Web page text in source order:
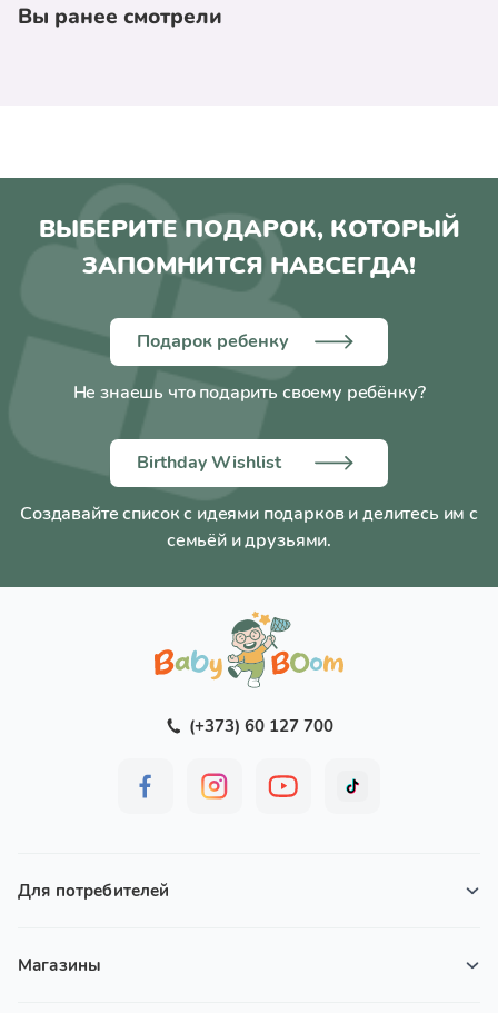
Вы ранее смотрели
ВЫБЕРИТЕ ПОДАРОК, КОТОРЫЙ
ЗАПОМНИТСЯ НАВСЕГДА!
Подарок ребенку
Не знаешь что подарить своему ребёнку?
Birthday Wishlist
Создавайте список с идеями подарков и делитесь им с
семьёй и друзьями.
(+373) 60 127 700
Для потребителей
Магазины